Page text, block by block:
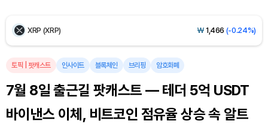
XRP (XRP) ₩ 1,466 (-0.24%)
Solana (SOL)
TRON (TRX) ₩464.4(+0.38%)
Hyperliquid (HYPE) ₩76,944(-0.14%)
토픽 팟캐스트 인사이트 블록체인 브리핑 암호화폐
7월 8일 출근길 팟캐스트 — 테더 5억 USDT
바이낸스 이체, 비트코인 점유율 상승 속 알트